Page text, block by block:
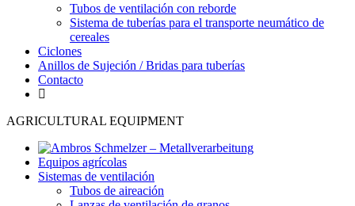
Tubos de ventilación con reborde
Sistema de tuberías para el transporte neumático de
cereales
Ciclones
Anillos de Sujeción / Bridas para tuberías
Contacto
AGRICULTURAL EQUIPMENT
Equipos agrícolas
Sistemas de ventilación
Tubos de aireación